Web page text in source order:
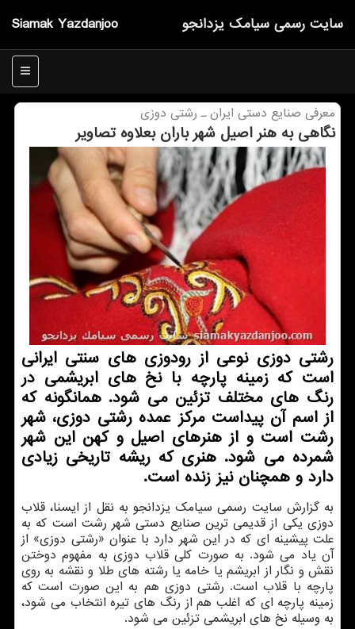
Siamak Yazdanjoo سایت رسمی سیامك یزدانجو
منو
معرفی صنایع دستی ایران ـ رشتی دوزی
نگاهی به هنر اصیل شهر باران بعلاوه تصاویر
رشتی دوزی نوعی از رودوزی های سنتی ایرانی
است كه زمینه پارچه با نخ های ابریشمی در
رنگ های مختلف تزئین می شود. همانگونه كه
از اسم آن پیداست مركز عمده رشتی دوزی، شهر
رشت است و از هنرهای اصیل و كهن این شهر
شمرده می شود. هنری كه ریشه تاریخی زیادی
دارد و همچنان نیز زنده است.
به گزارش سایت رسمی سیامک یزدانجو به نقل از ایسنا، قلاب
دوزی یکی از قدیمی ترین صنایع دستی شهر رشت است که به
علت پیشینه ای که در این شهر دارد با عنوان «رشتی دوزی» از
آن یاد می شود. به صورت کلی قلاب دوزی به مفهوم دوختن
نقش و نگار از ابریشم یا خامه یا رشته های طلا و نقشه به روی
پارچه با قلاب است. رشتی دوزی هم به این صورت است که
زمینه پارچه ای که اغلب هم از رنگ های تیره انتخاب می شود،
به وسیله نخ های ابریشمی تزئین می شود.